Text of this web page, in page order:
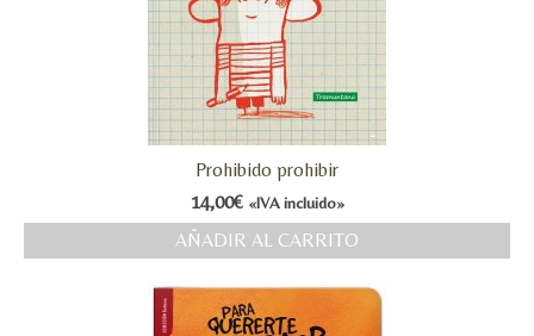
Prohibido prohibir
14,00€ «IVA incluido»
AÑADIR AL CARRITO